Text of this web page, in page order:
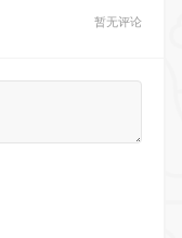
暂无评论